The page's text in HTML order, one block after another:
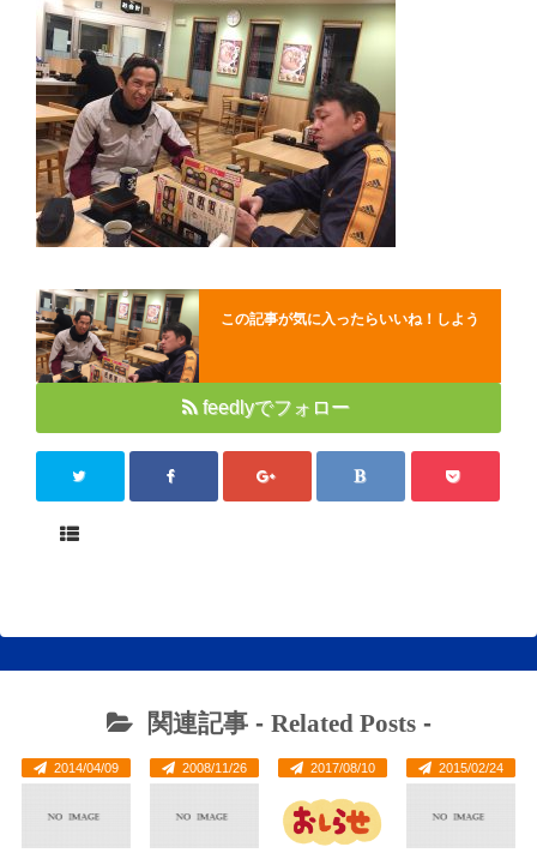
blog
Close
この記事が気に入ったらいいね！しよう
feedlyでフォロー
関連記事 - Related Posts-
2014/04/09 2008/11/26 2017/08/10 2015/02/24